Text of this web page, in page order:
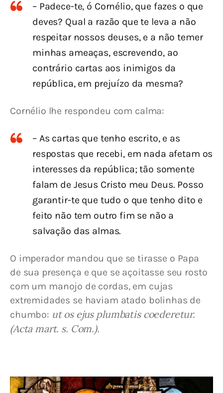
– Padece-te, ó Cornélio, que fazes o que
deves? Qual a razão que te leva a não
respeitar nossos deuses, e a não temer
minhas ameaças, escrevendo, ao
contrário cartas aos inimigos da
república, em prejuízo da mesma?
Cornélio lhe respondeu com calma:
– As cartas que tenho escrito, e as
respostas que recebi, em nada afetam os
interesses da república; tão somente
falam de Jesus Cristo meu Deus. Posso
garantir-te que tudo o que tenho dito e
feito não tem outro fim se não a
salvação das almas.
O imperador mandou que se tirasse o Papa
de sua presença e que se açoitasse seu rosto
com um manojo de cordas, em cujas
extremidades se haviam atado bolinhas de
chumbo: ut os ejus plumbatis coederetur.
(Acta mart. s. Com.).